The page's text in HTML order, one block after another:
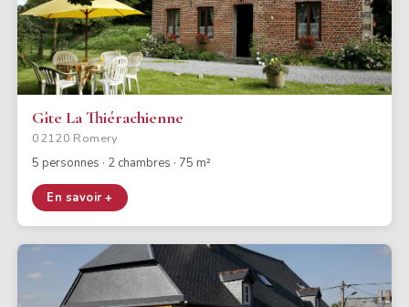
Gîte La Thiérachienne
02120 Romery
5 personnes · 2 chambres · 75 m²
En savoir +